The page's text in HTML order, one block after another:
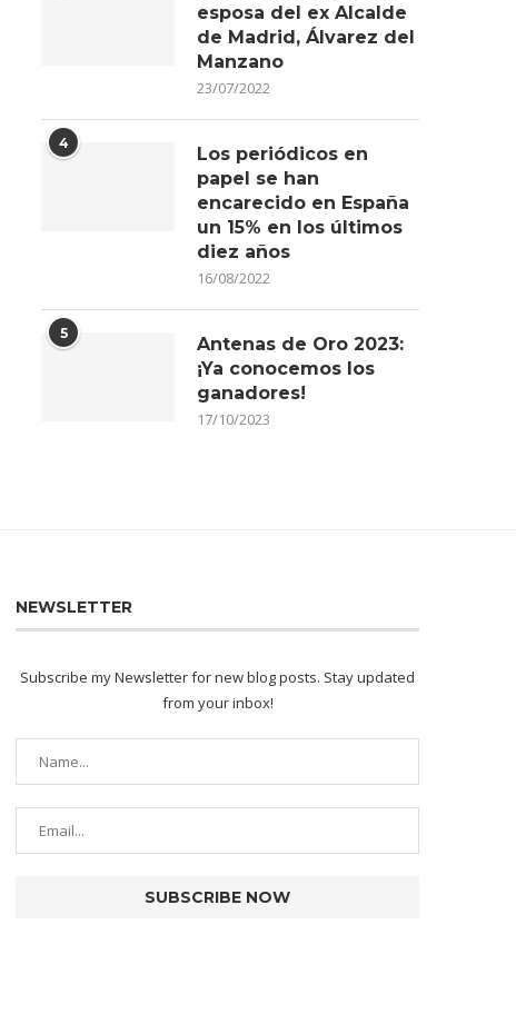
esposa del ex Alcalde
de Madrid, Álvarez del
Manzano
23/07/2022
4
Los periódicos en
papel se han
encarecido en España
un 15% en los últimos
diez años
16/08/2022
5
Antenas de Oro 2023:
¡Ya conocemos los
ganadores!
17/10/2023
NEWSLETTER
Subscribe my Newsletter for new blog posts. Stay updated
from your inbox!